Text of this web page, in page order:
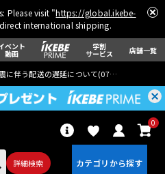
Please visit "https://global.ikebe-
international shipping.
ベント
動画
学割
サービス 店舗一覧
に伴う配送の遅延について(07月29日
詳細検索
0